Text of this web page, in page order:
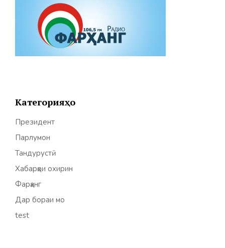
Категорияҳо
Президент
Парлумон
Тандурустӣ
Хабарҳои охирин
Фарҳанг
Дар бораи мо
test